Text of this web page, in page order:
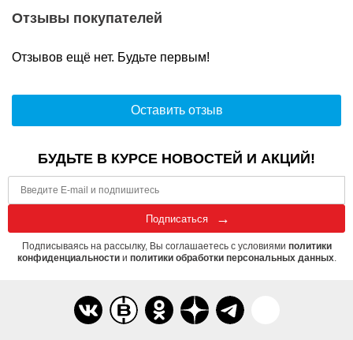
Отзывы покупателей
Отзывов ещё нет. Будьте первым!
Оставить отзыв
БУДЬТЕ В КУРСЕ НОВОСТЕЙ И АКЦИЙ!
Подписаться
Подписываясь на рассылку, Вы соглашаетесь с условиями политики
конфиденциальностии политики обработки персональных данных.